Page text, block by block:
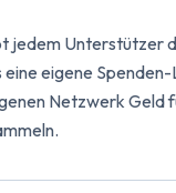
jedem Unterstützer
eigene
Netzwerk Geld